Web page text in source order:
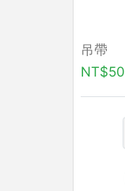
吊帶
NT$50